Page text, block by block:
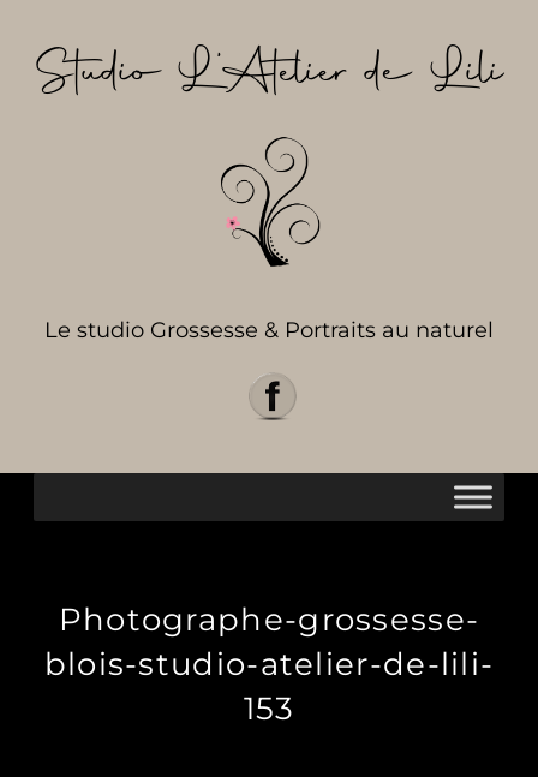
contenu
Studio L’Atelier de Lili
Le studio Grossesse & Portraits au naturel
Photographe-grossesse-
blois-studio-atelier-de-lili-
153